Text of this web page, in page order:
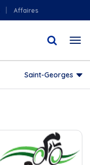
Affaires
Saint-Georges